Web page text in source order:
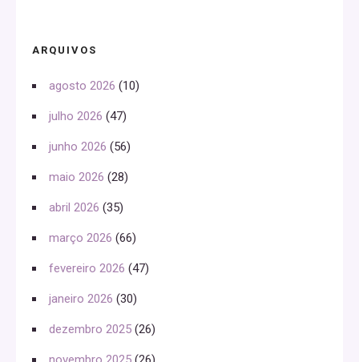
ARQUIVOS
agosto 2026 (10)
julho 2026 (47)
junho 2026 (56)
maio 2026 (28)
abril 2026 (35)
março 2026 (66)
fevereiro 2026 (47)
janeiro 2026 (30)
dezembro 2025 (26)